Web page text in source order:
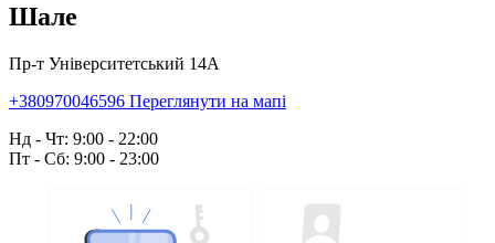
Шале
Пр-т Університетський 14А
+380970046596 Переглянути на мапі
Нд - Чт: 9:00 - 22:00
Пт - Сб: 9:00 - 23:00